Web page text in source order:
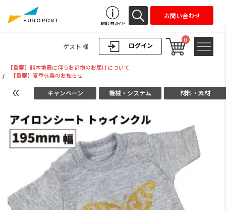
ログイン
ゲスト 様
0
お買い物ガイド
お問い合わせ
【重要】熊本地震に伴うお荷物のお届けについて
/
【重要】夏季休業のお知らせ
キャンペーン 機械・システム 材料・素材